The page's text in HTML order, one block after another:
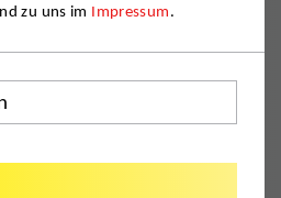
wurde 1900 gegründet.
die Spedition Wilhelm Nicolaysen
95 Jahren im Familienbesitz der
zu uns im Impressum.